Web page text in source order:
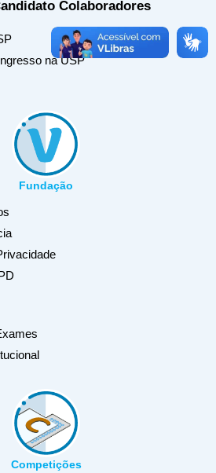
Colaboradores
na USP
Fundação
Competições